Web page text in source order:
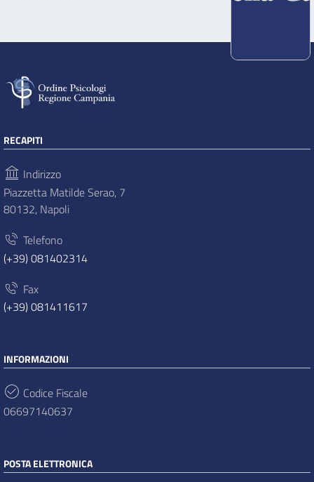
RECAPITI
Indirizzo
Piazzetta Matilde Serao, 7
80132, Napoli
Telefono
(+39) 081402314
Fax
(+39) 081411617
INFORMAZIONI
Codice Fiscale
06697140637
POSTA ELETTRONICA